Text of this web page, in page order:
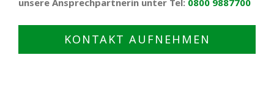
unsere Ansprechpartnerin unter Tel: 0800 9887700
KONTAKT AUFNEHMEN